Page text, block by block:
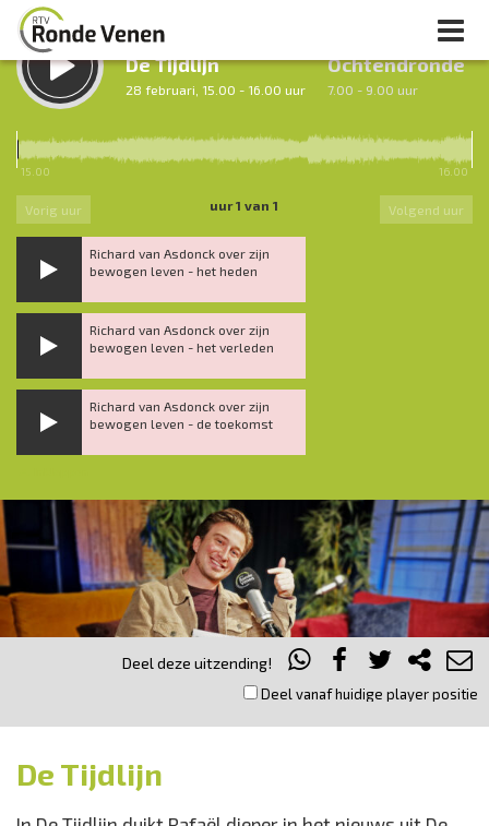
LUISTER TERUG:
De Tijdlijn
28 februari, 15.00 - 16.00 uur
Ochtendronde
7.00 - 9.00 uur
15.00 16.00
Vorig uur uur 1 van 1 Volgend uur
Richard van Asdonck over zijn
bewogen leven - het heden
Richard van Asdonck over zijn
bewogen leven - het verleden
Richard van Asdonck over zijn
bewogen leven - de toekomst
Deel deze uitzending!
Deel vanaf huidige player positie
De Tijdlijn